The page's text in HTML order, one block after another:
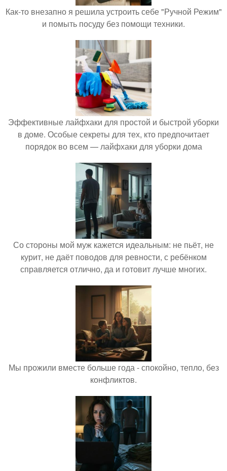
Как-то внезапно я решила устроить себе "Ручной Режим"
и помыть посуду без помощи техники.
Эффективные лайфхаки для простой и быстрой уборки
в доме. Особые секреты для тех, кто предпочитает
порядок во всем — лайфхаки для уборки дома
Со стороны мой муж кажется идеальным: не пьёт, не
курит, не даёт поводов для ревности, с ребёнком
справляется отлично, да и готовит лучше многих.
Мы прожили вместе больше года - спокойно, тепло, без
конфликтов.